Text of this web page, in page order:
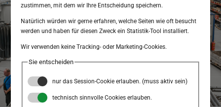
zustimmen, mit dem wir Ihre Entscheidung speichern.
Natürlich würden wir gerne erfahren, welche Seiten wie oft besucht
werden und haben für diesen Zweck ein Statistik-Tool installiert.
Wir verwenden keine Tracking- oder Marketing-Cookies.
Sie entscheiden
nur das Session-Cookie erlauben. (muss aktiv sein)
technisch sinnvolle Cookies erlauben.